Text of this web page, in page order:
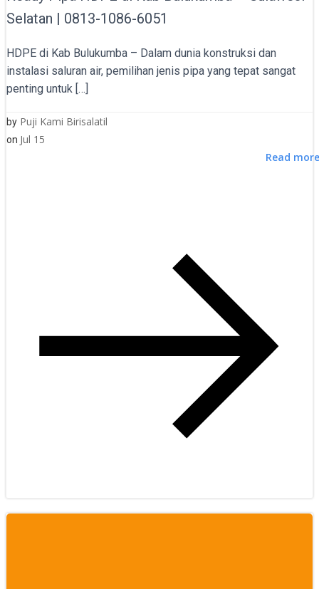
Selatan | 0813-1086-6051
HDPE di Kab Bulukumba – Dalam dunia konstruksi dan
instalasi saluran air, pemilihan jenis pipa yang tepat sangat
penting untuk […]
by Puji Kami Birisalatil
on Jul 15
Read more